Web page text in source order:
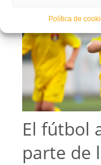
Política de
El fútbol
parte de